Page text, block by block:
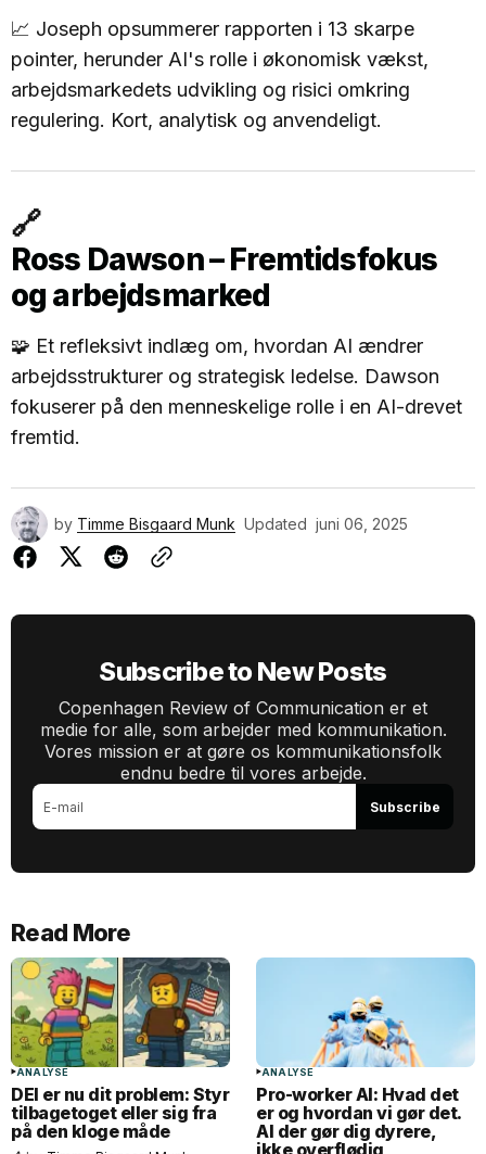
📈 Joseph opsummerer rapporten i 13 skarpe
pointer, herunder AI's rolle i økonomisk vækst,
arbejdsmarkedets udvikling og risici omkring
regulering. Kort, analytisk og anvendeligt.
🔗
Ross Dawson – Fremtidsfokus
og arbejdsmarked
🧩 Et refleksivt indlæg om, hvordan AI ændrer
arbejdsstrukturer og strategisk ledelse. Dawson
fokuserer på den menneskelige rolle i en AI-drevet
fremtid.
by Timme Bisgaard Munk Updated juni 06, 2025
Subscribe to New Posts
Copenhagen Review of Communication er et
medie for alle, som arbejder med kommunikation.
Vores mission er at gøre os kommunikationsfolk
endnu bedre til vores arbejde.
Subscribe
Read More
ANALYSE
DEI er nu dit problem: Styr
tilbagetoget eller sig fra
på den kloge måde
ANALYSE
Pro-worker AI: Hvad det
er og hvordan vi gør det.
AI der gør dig dyrere,
ikke overflødig